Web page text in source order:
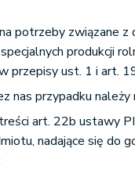
potrzeby związane z
produkcji
przepisy ust. 1 i art.
nas przypadku
art. 22b ustawy
nadające się do